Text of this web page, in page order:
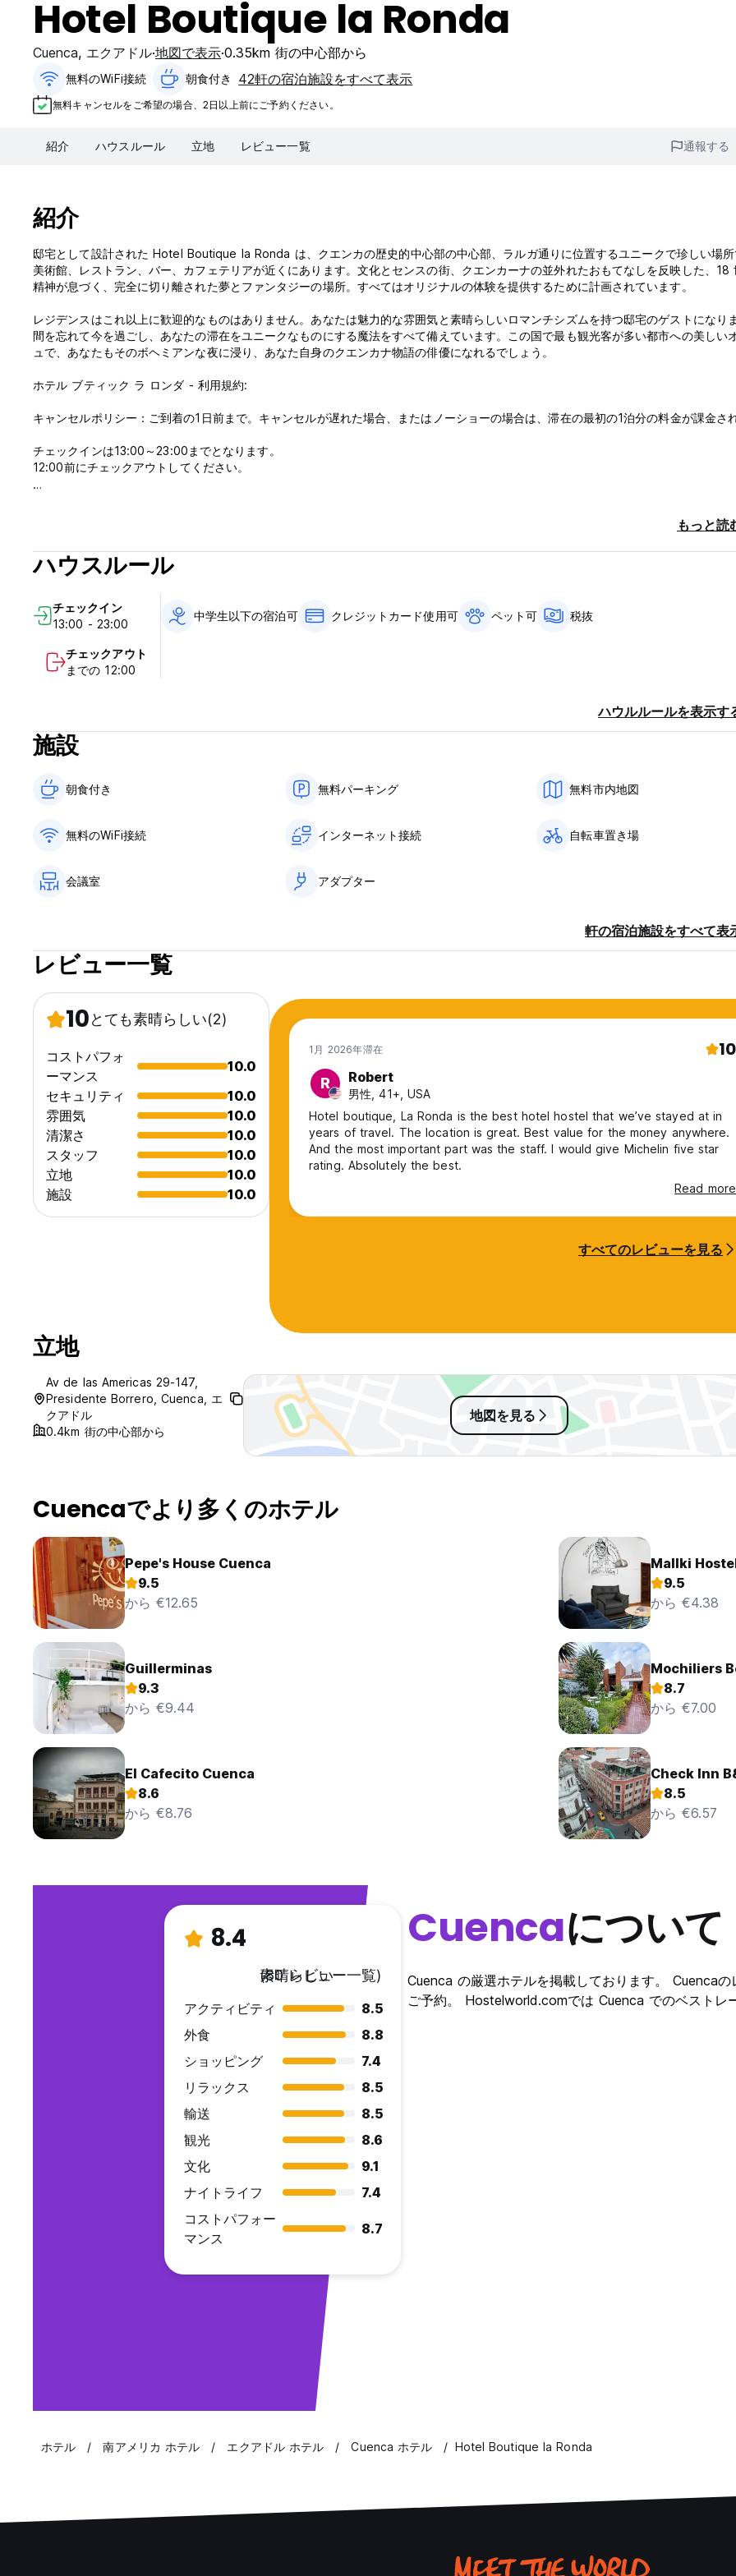
Hotel Boutique la Ronda
Cuenca, エクアドル 地図で表示 0.35km 街の中心部から
無料のWiFi接続 朝食付き‎ 42軒の宿泊施設をすべて表示
無料キャンセルをご希望の場合、2日以上前にご予約ください。
紹介 ハウスルール 立地 レビュー一覧 通報する
紹介
邸宅として設計された Hotel Boutique la Ronda は、クエンカの歴史的中心部の中心部、ラルガ通りに位置するユニークで珍しい場
美術館、レストラン、バー、カフェテリアが近くにあります。文化とセンスの街、クエンカーナの並外れたおもてなしを反映した、18
精神が息づく、完全に切り離された夢とファンタジーの場所。すべてはオリジナルの体験を提供するために計画されています。
レジデンスはこれ以上に歓迎的なものはありません。あなたは魅力的な雰囲気と素晴らしいロマンチシズムを持つ邸宅のゲストになり
間を忘れて今を過ごし、あなたの滞在をユニークなものにする魔法をすべて備えています。この国で最も観光客が多い都市への美しい
ュで、あなたもそのボヘミアンな夜に浸り、あなた自身のクエンカナ物語の俳優になれるでしょう。
ホテル ブティック ラ ロンダ - 利用規約:
キャンセルポリシー：ご到着の1日前まで。キャンセルが遅れた場合、またはノーショーの場合は、滞在の最初の1泊分の料金が課金さ
チェックインは13:00～23:00までとなります。
12:00前にチェックアウトしてください。
税金は含まれていません - 12%
朝食込み。
24時間受付。
門限はありません。
(Auto-translated from original language)
もっと読
ハウスルール
チェックイン
13:00 - 23:00
チェックアウト
までの 12:00
中学生以下の宿泊可 クレジットカード使用可 ペット可 税抜
ハウルルールを表示す
施設
朝食付き‎ 無料パーキング 無料市内地図
無料のWiFi接続 インターネット接続 自転車置き場
会議室 アダプター
軒の宿泊施設をすべて表
レビュー一覧
10とても素晴らしい(2)
コストパフォ
ーマンス
10.0
セキュリティ
10.0
雰囲気
10.0
清潔さ
10.0
スタッフ
10.0
立地
10.0
施設
10.0
1月 2026年滞在 10
R Robert
男性, 41+, USA
Hotel boutique, La Ronda is the best hotel hostel that we’ve stayed at in
years of travel. The location is great. Best value for the money anywhere.
And the most important part was the staff. I would give Michelin five star
rating. Absolutely the best.
Read more
すべてのレビューを見る
立地
Av de las Americas 29-147,
Presidente Borrero, Cuenca, エ
クアドル
0.4km 街の中心部から
地図を見る
Cuencaでより多くのホテル
Pepe's House Cuenca
9.5
から €12.65
Mallki
9.5
から €4.38
Guillerminas
9.3
から €9.44
Mochiliers
8.7
から €7.00
El Cafecito Cuenca
8.6
から €8.76
Check Inn
8.5
から €6.57
8.4
素晴らしい
(80 レビュー一覧)
アクティビティ
8.5
外食
8.8
ショッピング
7.4
リラックス
8.5
輸送
8.5
観光
8.6
文化
9.1
ナイトライフ
7.4
コストパフォー
マンス
8.7
Cuencaについて
Cuenca の厳選ホテルを掲載しております。 Cuenca
ご予約。 Hostelworld.comでは Cuenca でのベストレ
ホテル 南アメリカ ホテル エクアドル ホテル Cuenca ホテル Hotel Boutique la Ronda